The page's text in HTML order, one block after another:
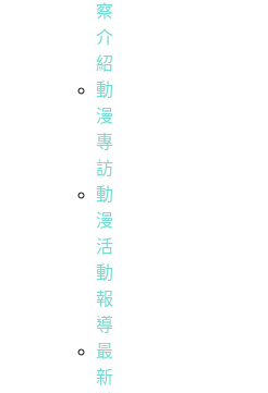
察
介
紹
動
漫
專
訪
動
漫
活
動
報
導
最
新